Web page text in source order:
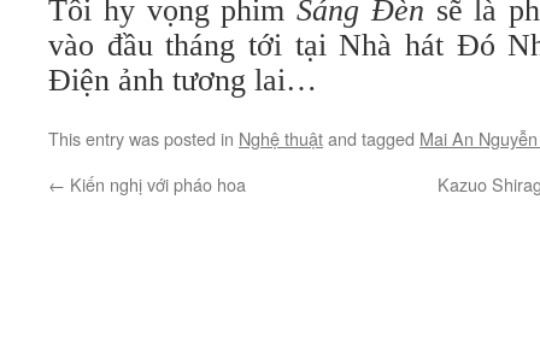
Tôi hy vọng phim Sáng Đèn sẽ là
vào đầu tháng tới tại Nhà hát Đó
Điện ảnh tương lai…
This entry was posted in Nghệ thuậtand tagged Mai An
← Kiến nghị với pháo hoa Kazuo